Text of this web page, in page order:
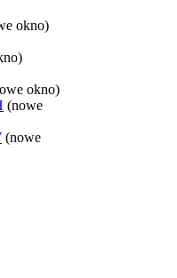
okno)
okno)
(nowe
(nowe